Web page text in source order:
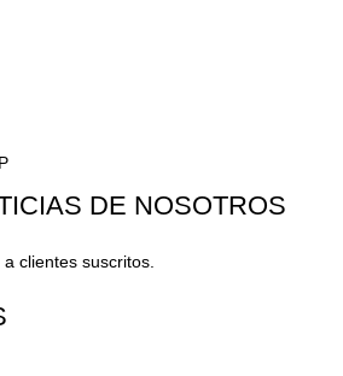
DE NOSOTROS
clientes suscritos.